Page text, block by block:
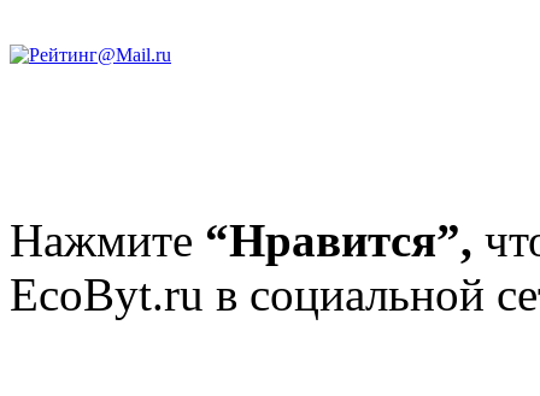
Нажмите “Нравится”,
EcoByt.ru в социальной